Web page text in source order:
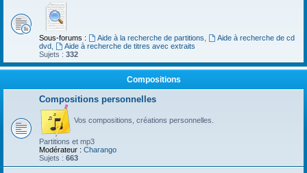
Sous-forums : Aide à la recherche de partitions
Aide à recherche de cd
dvd
Aide à recherche de titres avec extraits
Sujets : 332
Compositions
Compositions personnelles
Vos compositions, créations personnelles.
Partitions et mp3
Modérateur : Charango
Sujets : 663